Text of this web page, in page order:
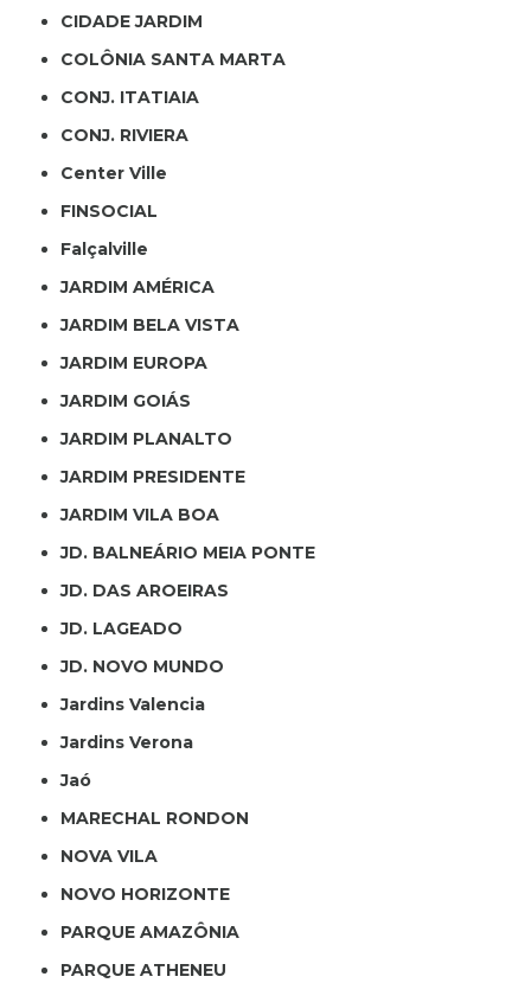
CIDADE JARDIM
COLÔNIA SANTA MARTA
CONJ. ITATIAIA
CONJ. RIVIERA
Center Ville
FINSOCIAL
Falçalville
JARDIM AMÉRICA
JARDIM BELA VISTA
JARDIM EUROPA
JARDIM GOIÁS
JARDIM PLANALTO
JARDIM PRESIDENTE
JARDIM VILA BOA
JD. BALNEÁRIO MEIA PONTE
JD. DAS AROEIRAS
JD. LAGEADO
JD. NOVO MUNDO
Jardins Valencia
Jardins Verona
Jaó
MARECHAL RONDON
NOVA VILA
NOVO HORIZONTE
PARQUE AMAZÔNIA
PARQUE ATHENEU